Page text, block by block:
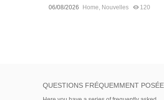
06/08/2026 Home Nouvelles 120
QUESTIONS FRÉQUEMMENT